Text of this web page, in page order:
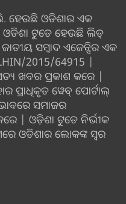
ହେଉଛି ଓଡିଶାର ଏକ
ଓଡିଶା ଟୁଡେ ହେଉଛି ଲିଡ୍
ସମ୍ବାଦ ଏଜେନ୍ସିର ଏକ
2015/64915 |
ଖବର ପ୍ରକାଶ କରେ |
ପ୍ରାଧିକୃତ ୱେବ୍ ପୋର୍ଟାଲ୍
ସମାଜର
| ଓଡ଼ିଶା ଟୁଡେ ନିର୍ଭୀକ
ଓଡିଶାର ଲୋକଙ୍କ ସ୍ୱର